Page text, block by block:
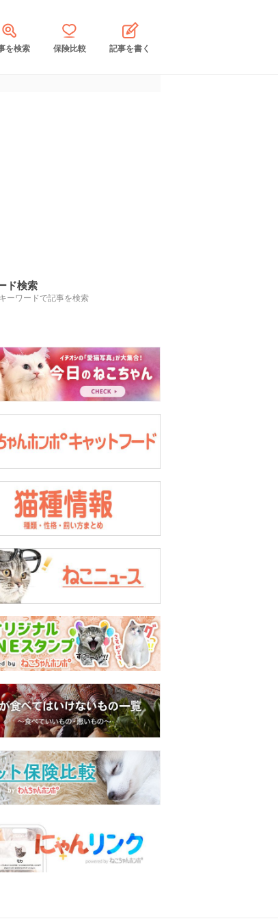
を検索 保険比較 記事を書く
ド検索
ーワードで記事を検索